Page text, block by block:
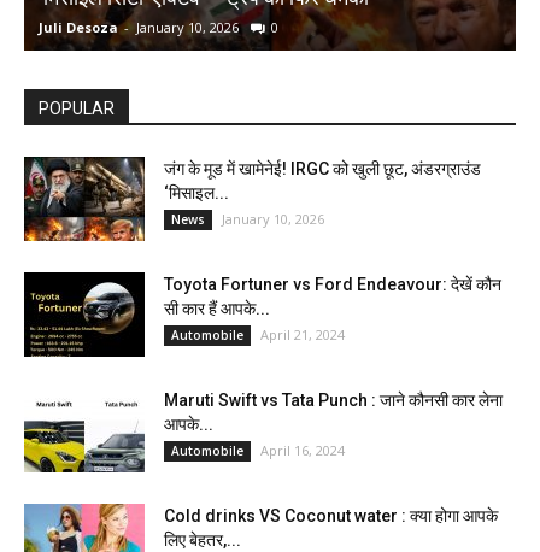
Juli Desoza - January 10, 2026 0
POPULAR
जंग के मूड में खामेनेई! IRGC को खुली छूट, अंडरग्राउंड
‘मिसाइल...
News January 10, 2026
Toyota Fortuner vs Ford Endeavour: देखें कौन
सी कार हैं आपके...
Automobile April 21, 2024
Maruti Swift vs Tata Punch : जाने कौनसी कार लेना
आपके...
Automobile April 16, 2024
Cold drinks VS Coconut water : क्या होगा आपके
लिए बेहतर,...